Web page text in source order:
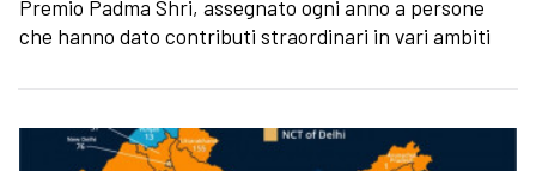
Premio Padma Shri, assegnato ogni anno a persone
che hanno dato contributi straordinari in vari ambiti